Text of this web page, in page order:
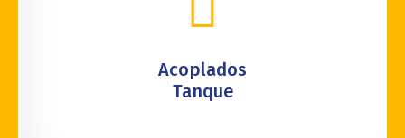
Acoplados
Tanque